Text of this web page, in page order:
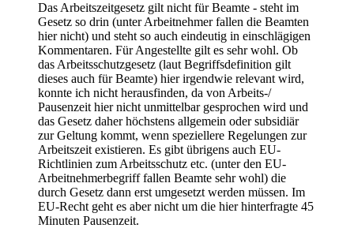
Das Arbeitszeitgesetz gilt nicht für Beamte - steht im
Gesetz so drin (unter Arbeitnehmer fallen die Beamten
hier nicht) und steht so auch eindeutig in einschlägigen
Kommentaren. Für Angestellte gilt es sehr wohl. Ob
das Arbeitsschutzgesetz (laut Begriffsdefinition gilt
dieses auch für Beamte) hier irgendwie relevant wird,
konnte ich nicht herausfinden, da von Arbeits-/
Pausenzeit hier nicht unmittelbar gesprochen wird und
das Gesetz daher höchstens allgemein oder subsidiär
zur Geltung kommt, wenn speziellere Regelungen zur
Arbeitszeit existieren. Es gibt übrigens auch EU-
Richtlinien zum Arbeitsschutz etc. (unter den EU-
Arbeitnehmerbegriff fallen Beamte sehr wohl) die
durch Gesetz dann erst umgesetzt werden müssen. Im
EU-Recht geht es aber nicht um die hier hinterfragte 45
Minuten Pausenzeit.